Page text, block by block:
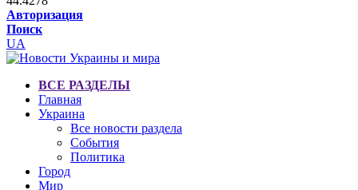
Авторизация
Поиск
UA
ВСЕ РАЗДЕЛЫ
Главная
Украина
Все новости раздела
События
Политика
Город
Мир